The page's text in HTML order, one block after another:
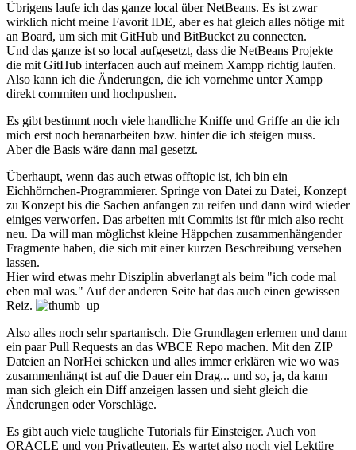
Übrigens laufe ich das ganze local über NetBeans. Es ist zwar
wirklich nicht meine Favorit IDE, aber es hat gleich alles nötige mit
an Board, um sich mit GitHub und BitBucket zu connecten.
Und das ganze ist so local aufgesetzt, dass die NetBeans Projekte
die mit GitHub interfacen auch auf meinem Xampp richtig laufen.
Also kann ich die Änderungen, die ich vornehme unter Xampp
direkt commiten und hochpushen.
Es gibt bestimmt noch viele handliche Kniffe und Griffe an die ich
mich erst noch heranarbeiten bzw. hinter die ich steigen muss.
Aber die Basis wäre dann mal gesetzt.
Überhaupt, wenn das auch etwas offtopic ist, ich bin ein
Eichhörnchen-Programmierer. Springe von Datei zu Datei, Konzept
zu Konzept bis die Sachen anfangen zu reifen und dann wird wieder
einiges verworfen. Das arbeiten mit Commits ist für mich also recht
neu. Da will man möglichst kleine Häppchen zusammenhängender
Fragmente haben, die sich mit einer kurzen Beschreibung versehen
lassen.
Hier wird etwas mehr Disziplin abverlangt als beim "ich code mal
eben mal was." Auf der anderen Seite hat das auch einen gewissen
Reiz.
Also alles noch sehr spartanisch. Die Grundlagen erlernen und dann
ein paar Pull Requests an das WBCE Repo machen. Mit den ZIP
Dateien an NorHei schicken und alles immer erklären wie wo was
zusammenhängt ist auf die Dauer ein Drag... und so, ja, da kann
man sich gleich ein Diff anzeigen lassen und sieht gleich die
Änderungen oder Vorschläge.
Es gibt auch viele taugliche Tutorials für Einsteiger. Auch von
ORACLE und von Privatleuten. Es wartet also noch viel Lektüre